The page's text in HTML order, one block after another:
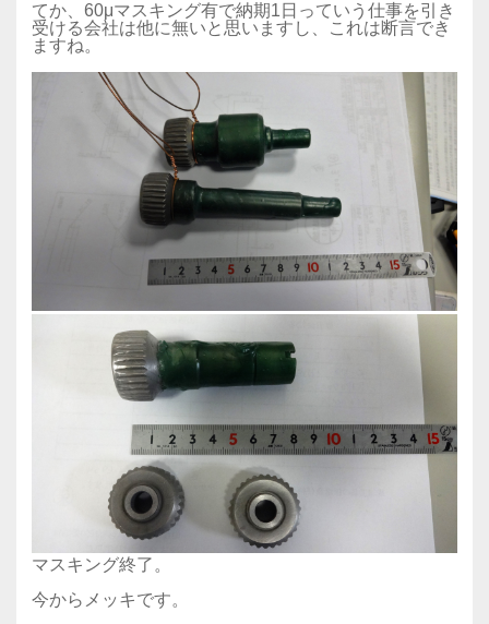
​てか、60μマスキング有で納期1日っていう仕事を引き
受ける会社は他に無いと思いますし、これは断言でき
ますね。
マスキング終了。
今からメッキです。